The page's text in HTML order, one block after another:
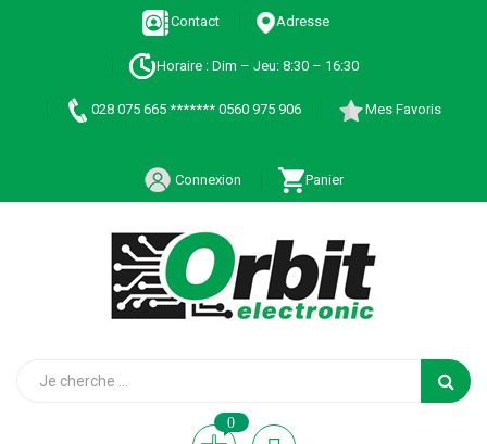
Contact Adresse
Horaire : Dim – Jeu: 8:30 – 16:30
028 075 665 ******* 0560 975 906 Mes Favoris
Connexion Panier
0